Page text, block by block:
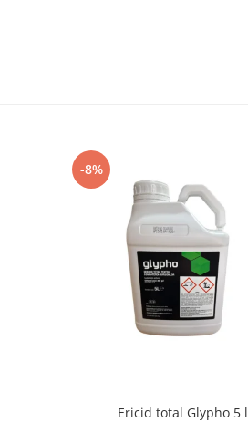
-8%
Ericid total Glypho 5 l